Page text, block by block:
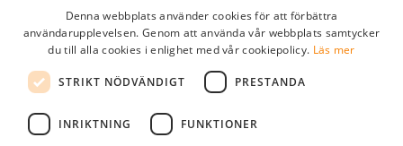
Lösenord
kom ihåg mig
logga in
Denna webbplats använder cookies för att förbättra
användarupplevelsen. Genom att använda vår webbplats samtycker
du till alla cookies i enlighet med vår cookiepolicy. Läs mer
STRIKT NÖDVÄNDIGT PRESTANDA
INRIKTNING FUNKTIONER